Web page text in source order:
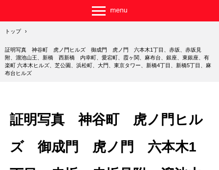
トップ ›
証明写真 神谷町 虎ノ門ヒルズ 御成門 虎ノ門 六本木1丁目、赤坂、赤坂見
附、溜池山王、新橋 西新橋 内幸町、愛宕町、霞ヶ関、麻布台、銀座、東銀座、有
楽町 六本木ヒルズ、芝公園、浜松町、大門、東京タワー、新橋4丁目、新橋5丁目、麻
布台ヒルズ
証明写真 神谷町 虎ノ門ヒル
ズ 御成門 虎ノ門 六本木1